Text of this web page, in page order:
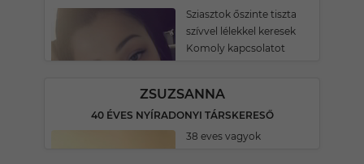
Sziasztok őszinte tiszta
szívvel lélekkel keresek
Komoly kapcsolatot
ZSUZSANNA
40 ÉVES NYÍRADONYI TÁRSKERESŐ
38 eves vagyok